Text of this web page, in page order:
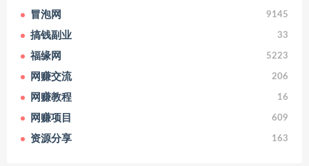
冒泡网 9145
搞钱副业 33
福缘网 5223
网赚交流 206
网赚教程 16
网赚项目 609
资源分享 163